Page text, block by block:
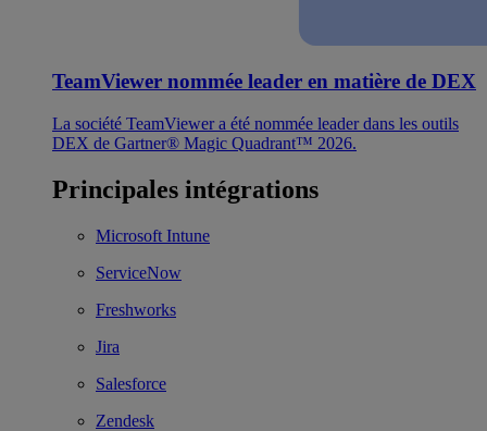
TeamViewer nommée leader en matière de DEX
La société TeamViewer a été nommée leader dans les outils
DEX de Gartner® Magic Quadrant™ 2026.
Principales intégrations
Microsoft Intune
ServiceNow
Freshworks
Jira
Salesforce
Zendesk